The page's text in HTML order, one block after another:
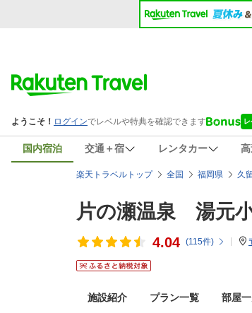
国内宿泊 交通＋宿 レンタカー
楽天トラベルトップ 全国 福岡県 久
片の瀬温泉 湯元
4.04 (115件)
施設紹介 プラン一覧 部屋